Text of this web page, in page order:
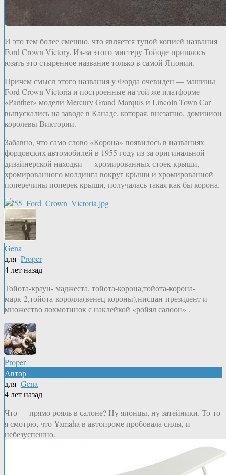
И это тем более смешно, что является тупой копией названия
Ford Crown Victory. Из-за этого мистеру Тойоде пришлось
юзать это стыренное название только в самой Японии.
Причем смысл этого названия у Форда очевиден — машины
Ford Crown Victoria и построенные на той же платформе
«Panther» модели Mercury Grand Marquis и Lincoln Town Car
выпускались на заводе в Канаде, которая, внезапно, доминион
королевы Виктории.
Забавно, что само слово «Корона» появилось в названиях
фордовских автомобилей в 1955 году из-за оригинальной
дизайнерской находки — хромированных стоек крыши,
хромированного молдинга вокруг крыши и хромированной
поперечины поперек крыши, получалась такая как бы корона.
Gena
для Proper
4 лет назад
Тойота-краун- маджеста, тойота-корона,тойота-корона-
марк-2,тойота-королла(венец короны),нисцан-президент и
множество лохмотинок с наклейкой «ройял салоон» .
Proper
Автор
для Gena
4 лет назад
Что — прямо рояль в салоне? Ну японцы, ну затейники. То-то
я смотрю, что Yamaha в автопроме пробовала силы, и
небезуспешно.